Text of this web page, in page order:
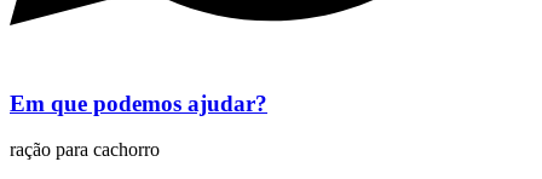
Em que podemos ajudar?
ração para cachorro